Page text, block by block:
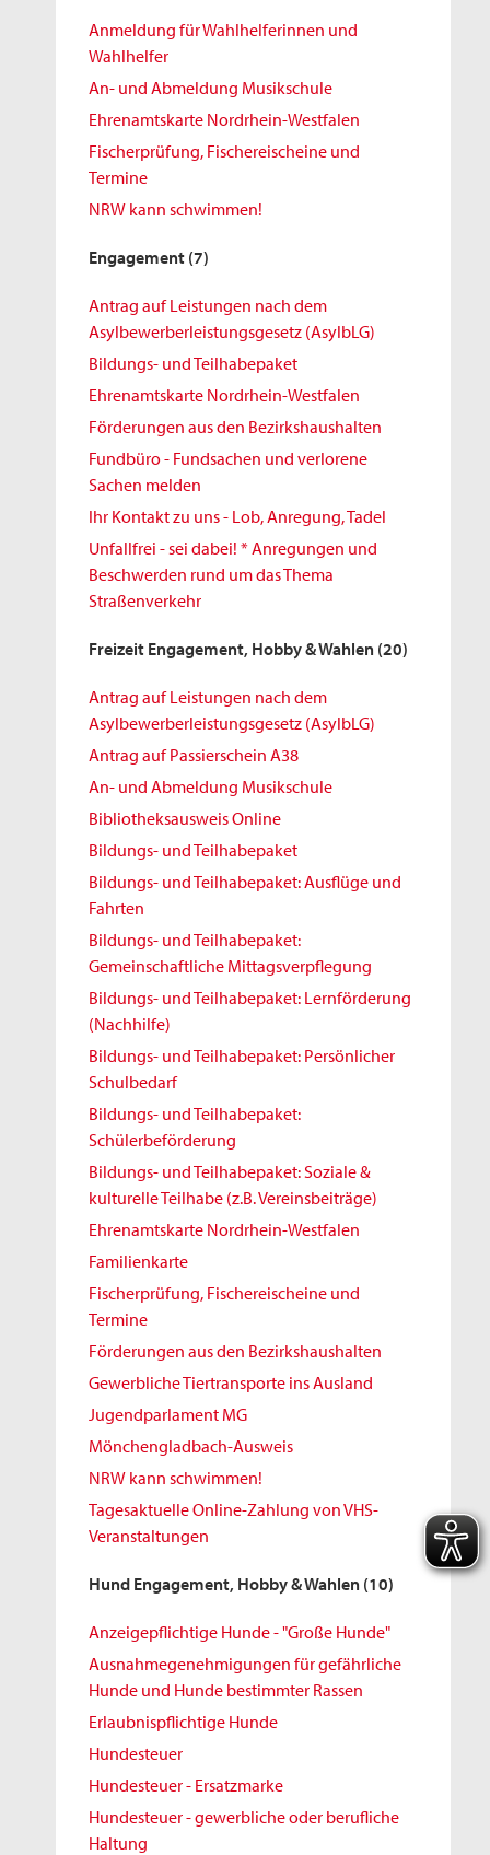
Anmeldung für Wahlhelferinnen und
Wahlhelfer
An- und Abmeldung Musikschule
Ehrenamtskarte Nordrhein-Westfalen
Fischerprüfung, Fischereischeine und
Termine
NRW kann schwimmen!
Engagement (7)
Antrag auf Leistungen nach dem
Asylbewerberleistungsgesetz (AsylbLG)
Bildungs- und Teilhabepaket
Ehrenamtskarte Nordrhein-Westfalen
Förderungen aus den Bezirkshaushalten
Fundbüro - Fundsachen und verlorene
Sachen melden
Ihr Kontakt zu uns - Lob, Anregung, Tadel
Unfallfrei - sei dabei! * Anregungen und
Beschwerden rund um das Thema
Straßenverkehr
Freizeit Engagement, Hobby & Wahlen (20)
Antrag auf Leistungen nach dem
Asylbewerberleistungsgesetz (AsylbLG)
Antrag auf Passierschein A38
An- und Abmeldung Musikschule
Bibliotheksausweis Online
Bildungs- und Teilhabepaket
Bildungs- und Teilhabepaket: Ausflüge und
Fahrten
Bildungs- und Teilhabepaket:
Gemeinschaftliche Mittagsverpflegung
Bildungs- und Teilhabepaket: Lernförderung
(Nachhilfe)
Bildungs- und Teilhabepaket: Persönlicher
Schulbedarf
Bildungs- und Teilhabepaket:
Schülerbeförderung
Bildungs- und Teilhabepaket: Soziale &
kulturelle Teilhabe (z.B. Vereinsbeiträge)
Ehrenamtskarte Nordrhein-Westfalen
Familienkarte
Fischerprüfung, Fischereischeine und
Termine
Förderungen aus den Bezirkshaushalten
Gewerbliche Tiertransporte ins Ausland
Jugendparlament MG
Mönchengladbach-Ausweis
NRW kann schwimmen!
Tagesaktuelle Online-Zahlung von VHS-
Veranstaltungen
Hund Engagement, Hobby & Wahlen (10)
Anzeigepflichtige Hunde - "Große Hunde"
Ausnahmegenehmigungen für gefährliche
Hunde und Hunde bestimmter Rassen
Erlaubnispflichtige Hunde
Hundesteuer
Hundesteuer - Ersatzmarke
Hundesteuer - gewerbliche oder berufliche
Haltung